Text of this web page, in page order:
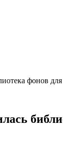
фонов